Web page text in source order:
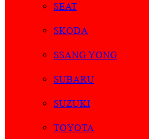
SEAT
SKODA
SSANG YONG
SUBARU
SUZUKI
TOYOTA